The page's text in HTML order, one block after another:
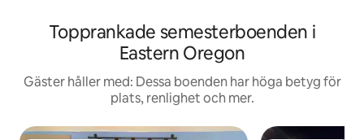
Topprankade semesterboenden i
Eastern Oregon
Gäster håller med: Dessa boenden har höga betyg för
plats, renlighet och mer.